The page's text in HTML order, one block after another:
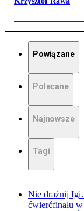
Powiązane
Polecane
Najnowsze
Tagi
Nie drażnij
ćwierćfinału